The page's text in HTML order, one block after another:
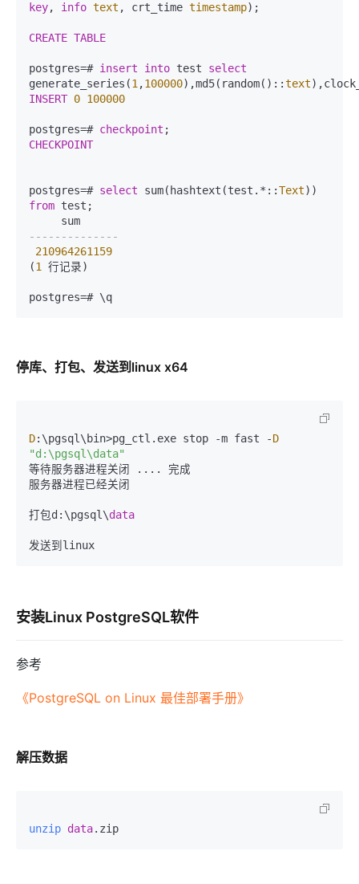
key, info text , crt_time timestamp);
CREATE TABLE
postgres=# insert into test select
generate_series(1 ,100000),md5(random()::text
INSERT 0 100000
postgres=# checkpoint
CHECKPOINT
postgres=# select sum(hashtext(test.*::Text
from test;
--------------
210964261159
(1 行记录)
停库、打包、发送到linux x64
D:\pgsql\bin>pg_ctl.exe stop -m fast -D
"d:\pgsql\data"
等待服务器进程关闭 .... 完成
服务器进程已经关闭
打包d:\pgsql\data
安装Linux PostgreSQL软件
参考
《PostgreSQL on Linux 最佳部署手册》
解压数据
unzip data.zip